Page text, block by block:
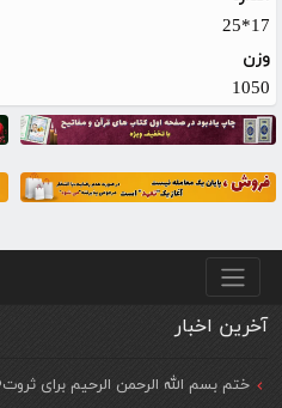
17*25
وزن
1050
منو پایین
آخرین اخبار
ختم بسم الله الرحمن الرحیم برای